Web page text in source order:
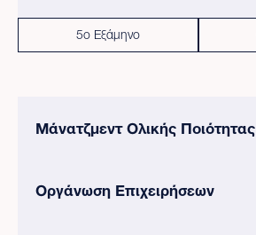
5ο Εξάμηνο
Μάνατζμεντ Ολικής Ποιότητας
Οργάνωση Επιχειρήσεων